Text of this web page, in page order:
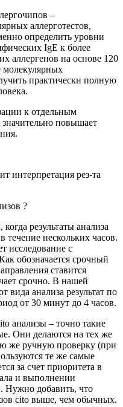
–
аллерготестов,
определить уровни
IgE к более
аллергенов на основе 120
молекулярных
практически полную
к отдельным
повышает
интерпретация рез-та
?
результаты анализа
нескольких часов.
исследование с
обозначается срочный
ставится
срочно. В нашей
вида анализа результат по
от 30 минут до 4 часов.
анализы – точно такие
Они делаются на тех же
же ручную проверку (при
те же самые
за счет приоритета в
и выполнении
Нужно добавить, что
cito выше, чем обычных.